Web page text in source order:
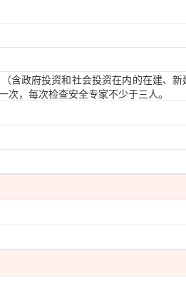
含政府投资和社会投资在内的在建、新
次，每次检查安全专家不少于三人。